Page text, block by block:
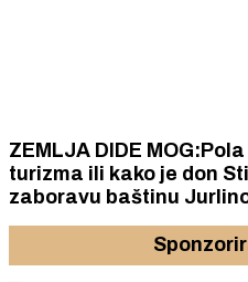
ZEMLJA DIDE
turizma ili kako je don Stipe Perkov oteo
zaboravu baštinu